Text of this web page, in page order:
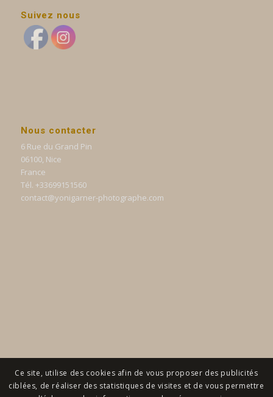
Suivez nous
Nous contacter
6 Rue du Grand Pin
06100, Nice
France
Tél. +33699151560
contact@yonigarner-photographe.com
Ce site, utilise des cookies afin de vous proposer des publicités
ciblées, de réaliser des statistiques de visites et de vous permettre